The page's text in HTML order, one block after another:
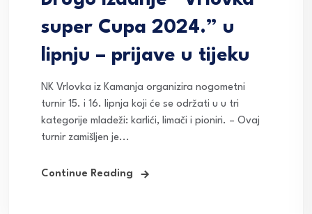
super Cupa 2024.” u
lipnju – prijave u tijeku
NK Vrlovka iz Kamanja organizira nogometni
turnir 15. i 16. lipnja koji će se održati u u tri
kategorije mladeži: karlići, limači i pioniri. – Ovaj
turnir zamišljen je...
Continue Reading